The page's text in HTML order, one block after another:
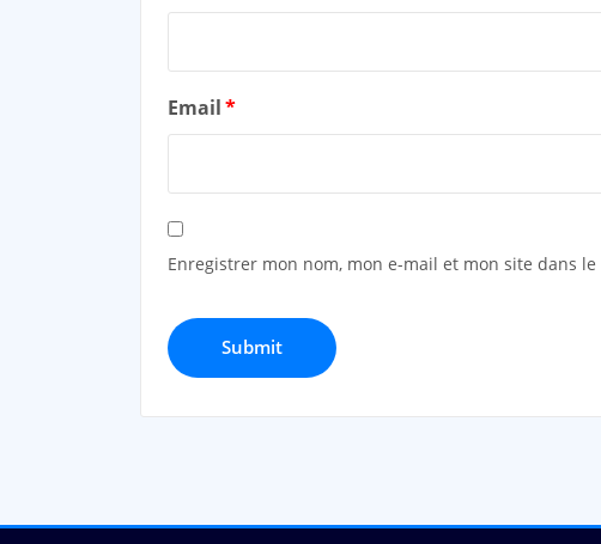
Email*
Enregistrer mon nom, mon e-mail et mon site dans